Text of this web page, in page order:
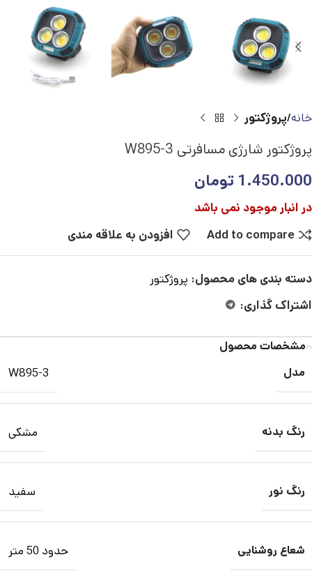
خانه پروژکتور
پروژکتور شارژی مسافرتی W895-3
1.450.000 تومان
در انبار موجود نمی باشد
Add to compare
افزودن به علاقه مندی
دسته بندی های محصول: پروژکتور
اشتراک گذاری:
مشخصات محصول
مدل
W895-3
رنگ بدنه مشکی
رنگ نور سفید
شعاع روشنایی حدود 50 متر